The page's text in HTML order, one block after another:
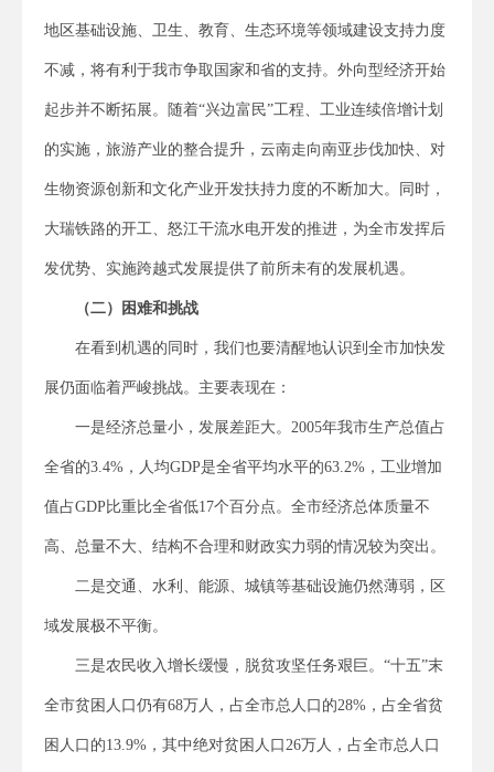
地区基础设施、卫生、教育、生态环境等领域建设支持力度
不减，将有利于我市争取国家和省的支持。外向型经济开始
起步并不断拓展。随着“兴边富民”工程、工业连续倍增计划
的实施，旅游产业的整合提升，云南走向南亚步伐加快、对
生物资源创新和文化产业开发扶持力度的不断加大。同时，
大瑞铁路的开工、怒江干流水电开发的推进，为全市发挥后
发优势、实施跨越式发展提供了前所未有的发展机遇。
（二）困难和挑战
在看到机遇的同时，我们也要清醒地认识到全市加快发
展仍面临着严峻挑战。主要表现在：
一是经济总量小，发展差距大。2005年我市生产总值占
全省的3.4%，人均GDP是全省平均水平的63.2%，工业增加
值占GDP比重比全省低17个百分点。全市经济总体质量不
高、总量不大、结构不合理和财政实力弱的情况较为突出。
二是交通、水利、能源、城镇等基础设施仍然薄弱，区
域发展极不平衡。
三是农民收入增长缓慢，脱贫攻坚任务艰巨。“十五”末
全市贫困人口仍有68万人，占全市总人口的28%，占全省贫
困人口的13.9%，其中绝对贫困人口26万人，占全市总人口